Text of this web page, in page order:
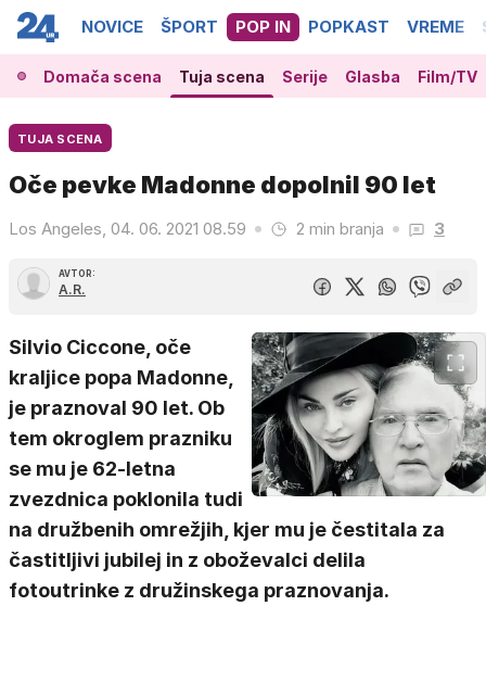
NOVICE ŠPORT POP IN POPKAST VREME
Domača scena Tuja scena Serije Glasba Film/TV
TUJA SCENA
Oče pevke Madonne dopolnil 90 let
Los Angeles, 04. 06. 2021 08.59 2 min branja 3
AVTOR:
A.R.
Silvio Ciccone, oče
kraljice popa Madonne,
je praznoval 90 let. Ob
tem okroglem prazniku
se mu je 62-letna
zvezdnica poklonila tudi
na družbenih omrežjih, kjer mu je čestitala za
častitljivi jubilej in z oboževalci delila
fotoutrinke z družinskega praznovanja.